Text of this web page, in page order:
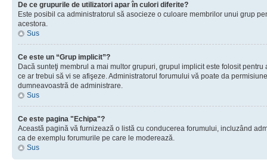
De ce grupurile de utilizatori apar în culori diferite?
Este posibil ca administratorul să asocieze o culoare membrilor unui grup
acestora.
Sus
Ce este un “Grup implicit”?
Dacă sunteţi membrul a mai multor grupuri, grupul implicit este folosit
ce ar trebui să vi se afişeze. Administratorul forumului vă poate da
dumneavoastră de administrare.
Sus
Ce este pagina "Echipa"?
Această pagină vă furnizează o listă cu conducerea forumului, incluzând
ca de exemplu forumurile pe care le moderează.
Sus